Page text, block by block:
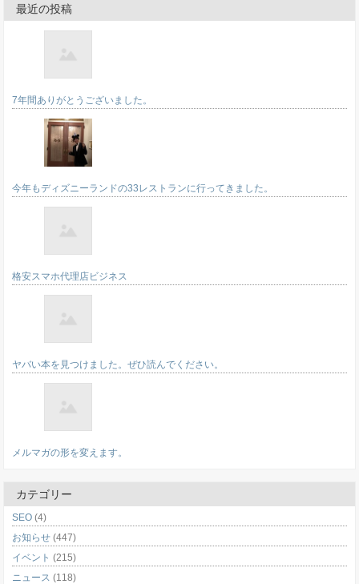
最近の投稿
7年間ありがとうございました。
今年もディズニーランドの33レストランに行ってきました。
格安スマホ代理店ビジネス
ヤバい本を見つけました。ぜひ読んでください。
メルマガの形を変えます。
カテゴリー
SEO (4)
お知らせ (447)
イベント (215)
ニュース (118)